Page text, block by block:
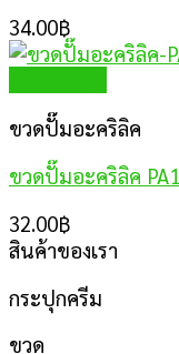
34.00฿
ขวดปั๊มอะคริลิค
ขวดปั๊มอะคริลิค
32.00฿
สินค้าของเรา
กระปุกครีม
ขวด